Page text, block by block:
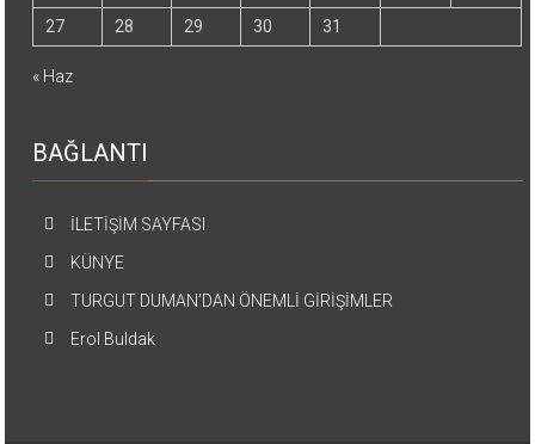
27
28 29 30 31
« Haz
BAĞLANTI
İLETİŞİM SAYFASI
KÜNYE
TURGUT DUMAN’DAN ÖNEMLİ GİRİŞİMLER
Erol Buldak